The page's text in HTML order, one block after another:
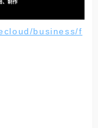
business/f